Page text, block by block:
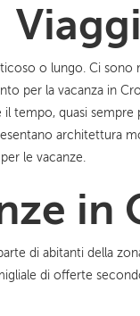
o lungo. Ci
per la vacanza in
tempo, quasi
architettura
per le vacanze.
in
di abitanti della
di offerte